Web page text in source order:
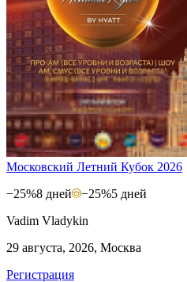
Московский Летний Кубок 2026
−25%8 дней −25%5 дней
Vadim Vladykin
29 августа, 2026, Москва
Регистрация